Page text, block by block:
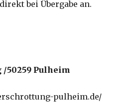
bei Übergabe an.
50259 Pulheim
pulheim.de/